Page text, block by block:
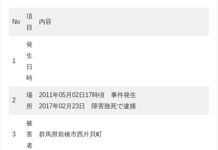
No
項
目
内容
1
発
生
日
時
2
場
所
2011年05月02日17時頃 事件発生
2017年02月23日 障害致死で逮捕
3
被
害
者
群馬県前橋市西片貝町